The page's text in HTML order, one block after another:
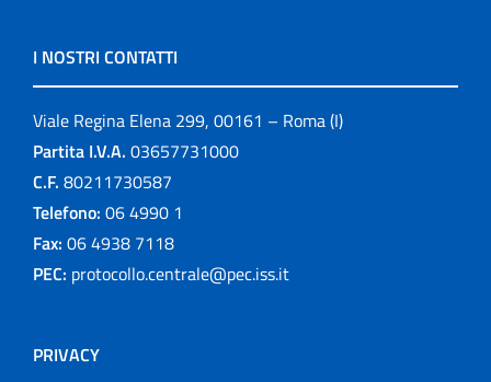
I NOSTRI CONTATTI
Viale Regina Elena 299, 00161 – Roma (I)
Partita I.V.A. 03657731000
C.F. 80211730587
Telefono: 06 4990 1
Fax: 06 4938 7118
PEC: protocollo.centrale@pec.iss.it
PRIVACY